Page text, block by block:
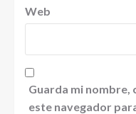
Web
Guarda mi nombre,
este navegador